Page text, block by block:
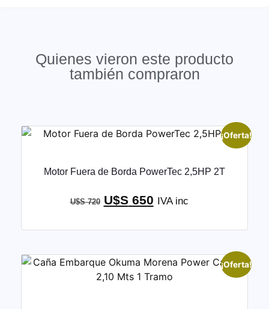
Quienes vieron este producto
también compraron
¡Oferta!
Motor Fuera de Borda PowerTec 2,5HP 2T
U$S720 U$S650 IVA inc
¡Oferta!